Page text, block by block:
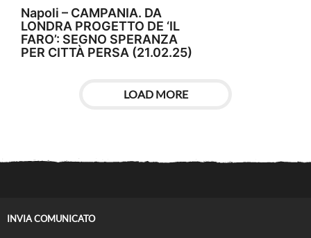
Napoli – CAMPANIA. DA
LONDRA PROGETTO DE ‘IL
FARO’: SEGNO SPERANZA
PER CITTÀ PERSA (21.02.25)
LOAD MORE
INVIA COMUNICATO